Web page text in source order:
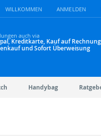
WILLKOMMEN ANMELDEN
auch via
Kreditkarte, Kauf auf
und Sofort Überweisung
Handybag